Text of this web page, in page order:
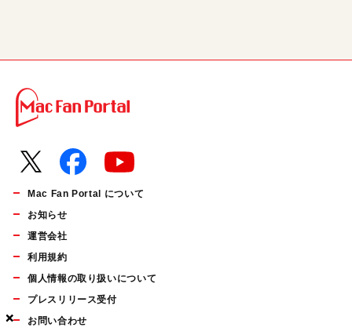
×
×
×
Mac Fan Portal について
お知らせ
運営会社
利用規約
個人情報の取り扱いについて
プレスリリース受付
お問い合わせ